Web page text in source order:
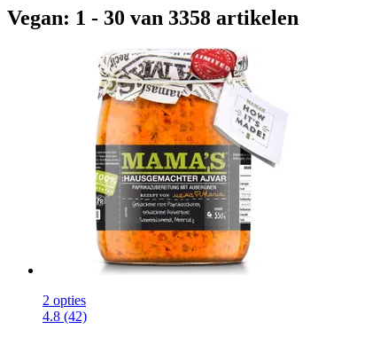
Vegan: 1 - 30 van 3358 artikelen
2 opties
4.8 (42)